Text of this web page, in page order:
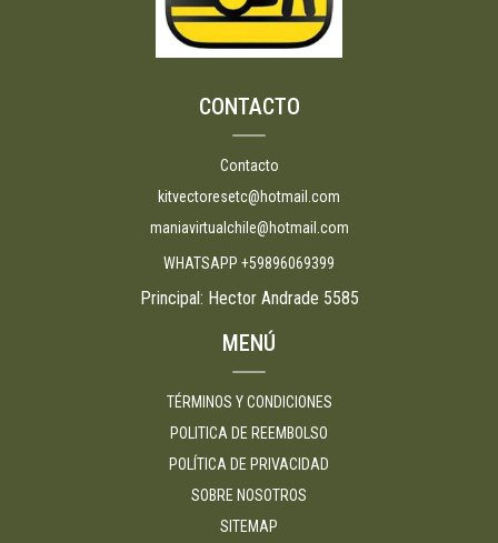
CONTACTO
Contacto
kitvectoresetc@hotmail.com
maniavirtualchile@hotmail.com
WHATSAPP +59896069399
Principal: Hector Andrade 5585
MENÚ
TÉRMINOS Y CONDICIONES
POLITICA DE REEMBOLSO
POLÍTICA DE PRIVACIDAD
SOBRE NOSOTROS
SITEMAP